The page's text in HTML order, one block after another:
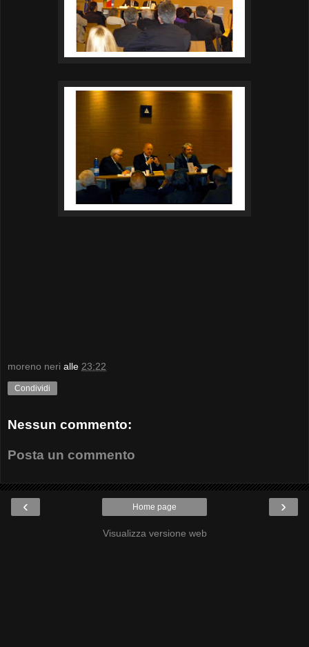
moreno neri alle 23:22
Condividi
Nessun commento:
Posta un commento
‹ ›
Home page
Visualizza versione web